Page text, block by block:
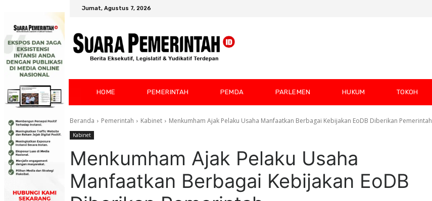
Jumat, Agustus 7, 2026
HOME PEMERINTAH PEMDA PARLEMEN HUKUM TOKOH
Beranda Pemerintah Kabinet Menkumham Ajak Pelaku Usaha Manfaatkan Berbagai Kebijakan EoDB Diberikan Pemerintah
Kabinet
Menkumham Ajak Pelaku Usaha
Manfaatkan Berbagai Kebijakan EoDB